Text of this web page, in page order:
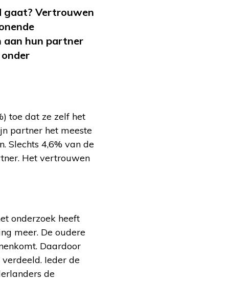
gaat? Vertrouwen
aan hun partner
toe dat ze zelf het
partner het meeste
Slechts 4,6% van de
Het vertrouwen
onderzoek heeft
meer. De oudere
Daardoor
Ieder de
de